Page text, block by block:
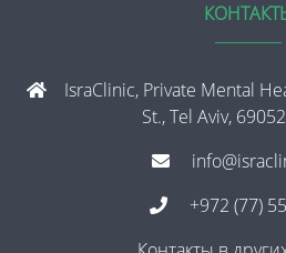
IsraClinic, Private Mental
St., Tel Aviv,
+972 (77)